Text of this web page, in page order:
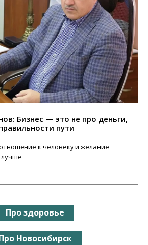
Бизнес — это не про деньги,
пути
к человеку и желание
Про здоровье
Новосибирск